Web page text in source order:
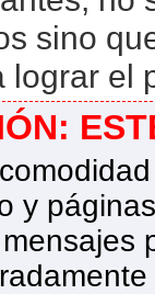
sino
lograr el
y